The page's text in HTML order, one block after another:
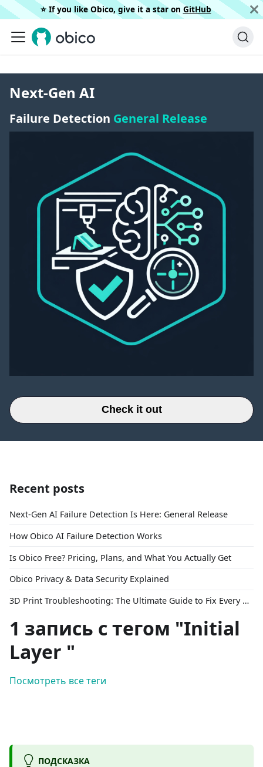
⭐️ If you like Obico, give it a star on GitHub
Next-Gen AI
Failure Detection General Release
Check it out
Recent posts
Next-Gen AI Failure Detection Is Here: General Release
How Obico AI Failure Detection Works
Is Obico Free? Pricing, Plans, and What You Actually Get
Obico Privacy & Data Security Explained
3D Print Troubleshooting: The Ultimate Guide to Fix Every Common Problem [2026]
1 запись с тегом "Initial
Layer "
Посмотреть все теги
ПОДСКАЗКА